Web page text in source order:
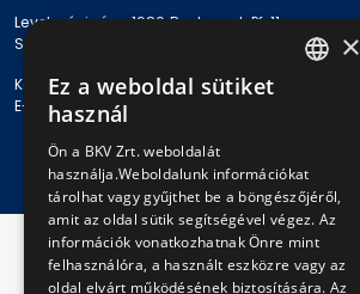
Levelezési cím: 1980 Budapest, Pf. 11.
Székhely: 1980 Budapest, Akácfa u. 15.
Központi telefonszám: + 36 1 461-65-00
E-mail cím: bkv@bkv.hu
×
Ez a weboldal sütiket
használ
Ön a BKV Zrt. weboldalát
használja.Weboldalunk információkat
tárolhat vagy gyűjthet be a böngészőjéről,
amit az oldal sütik segítségével végez. Az
információk vonatkozhatnak Önre mint
felhasználóra, a használt eszközre vagy az
oldal elvárt működésének biztosítására. Az